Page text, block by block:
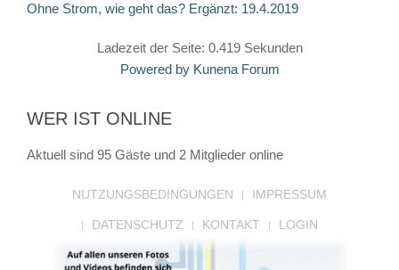
Ohne Strom, wie geht das? Ergänzt: 19.4.2019
Ladezeit der Seite: 0.419 Sekunden
Powered by Kunena Forum
WER IST ONLINE
Aktuell sind 95 Gäste und 2 Mitglieder online
NUTZUNGSBEDINGUNGEN IMPRESSUM
DATENSCHUTZ KONTAKT LOGIN